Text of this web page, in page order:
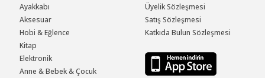
Ayakkabı
Aksesuar
Hobi & Eğlence
Kitap
Elektronik
Anne & Bebek & Çocuk
Üyelik Sözleşmesi
Satış Sözleşmesi
Katkıda Bulun Sözleşmesi